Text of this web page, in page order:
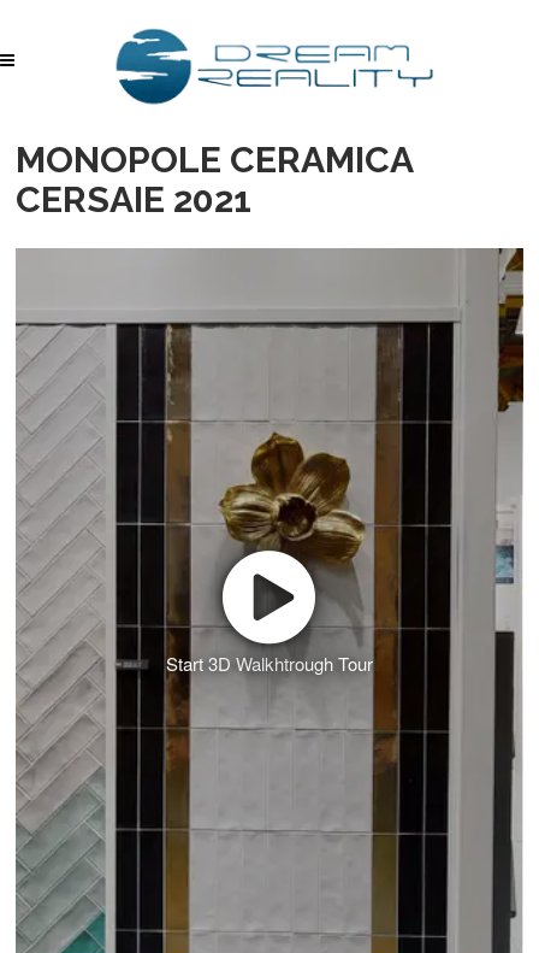
MONOPOLE CERAMICA
CERSAIE 2021
Start 3D Walkhtrough Tour